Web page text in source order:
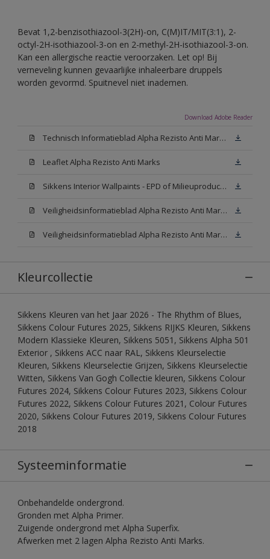
Bevat 1,2-benzisothiazool-3(2H)-on, C(M)IT/MIT(3:1), 2-
octyl-2H-isothiazool-3-on en 2-methyl-2H-isothiazool-3-on.
Kan een allergische reactie veroorzaken. Let op! Bij
verneveling kunnen gevaarlijke inhaleerbare druppels
worden gevormd. Spuitnevel niet inademen.
Download Adobe Reader
Technisch Informatieblad Alpha Rezisto Anti Marks (PDF)
Leaflet Alpha Rezisto Anti Marks
Sikkens Interior Wallpaints - EPD of Milieuproductverklaring
Veiligheidsinformatieblad Alpha Rezisto Anti Marks Mat White W05 (MSDS)
Veiligheidsinformatieblad Alpha Rezisto Anti Marks Mat N00 (MSDS)
Kleurcollectie
Sikkens Kleuren van het Jaar 2026 - The Rhythm of Blues,
Sikkens Colour Futures 2025, Sikkens RIJKS Kleuren, Sikkens
Modern Klassieke Kleuren, Sikkens 5051, Sikkens Alpha 501
Exterior , Sikkens ACC naar RAL, Sikkens Kleurselectie
Kleuren, Sikkens Kleurselectie Grijzen, Sikkens Kleurselectie
Witten, Sikkens Van Gogh Collectie kleuren, Sikkens Colour
Futures 2024, Sikkens Colour Futures 2023, Sikkens Colour
Futures 2022, Sikkens Colour Futures 2021, Colour Futures
2020, Sikkens Colour Futures 2019, Sikkens Colour Futures
2018
Systeeminformatie
Onbehandelde ondergrond.
Gronden met Alpha Primer.
Zuigende ondergrond met Alpha Superfix.
Afwerken met 2 lagen Alpha Rezisto Anti Marks.